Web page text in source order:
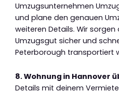
Umzugsunternehmen
und plane den genauen
weiteren Details. Wir
Umzugsgut sicher und
Peterborough transportiert
8. Wohnung in Hannover
Details mit deinem